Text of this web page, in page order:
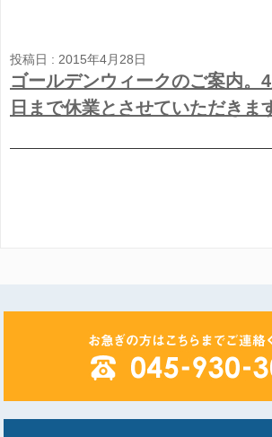
投稿日 : 2015年4月28日
ゴールデンウィークのご案内。
日まで休業とさせていただきま